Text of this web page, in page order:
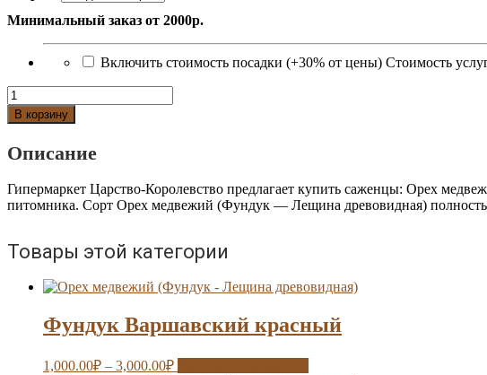
Минимальный заказ от 2000р.
Включить стоимость посадки (+30% от цены) Стоимость
Количество
Орех
медвежий
-
древовидная)
В корзину
Описание
Гипермаркет Царство-Королевство предлагает купить саженцы: Орех
питомника. Сорт Орех медвежий (Фундук — Лещина древовидная)
Товары этой категории
Фундук Варшавский красный
1,000.00₽ – 3,000.00₽